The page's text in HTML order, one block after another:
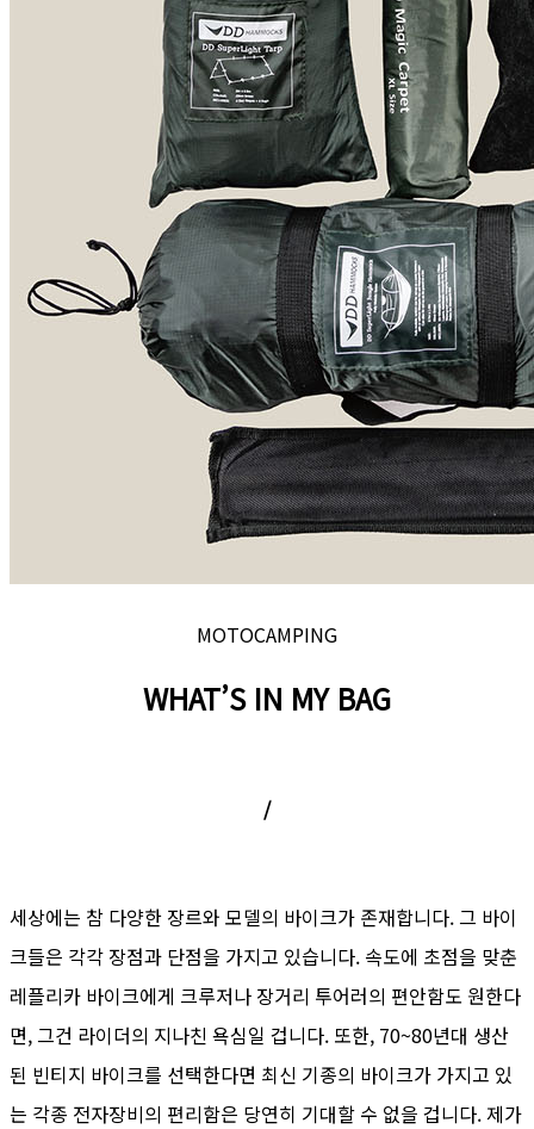
MOTOCAMPING
WHAT’S IN MY BAG
/
세상에는 참 다양한 장르와 모델의 바이크가 존재합니다. 그 바이
크들은 각각 장점과 단점을 가지고 있습니다. 속도에 초점을 맞춘
레플리카 바이크에게 크루저나 장거리 투어러의 편안함도 원한다
면, 그건 라이더의 지나친 욕심일 겁니다. 또한, 70~80년대 생산
된 빈티지 바이크를 선택한다면 최신 기종의 바이크가 가지고 있
는 각종 전자장비의 편리함은 당연히 기대할 수 없을 겁니다. 제가